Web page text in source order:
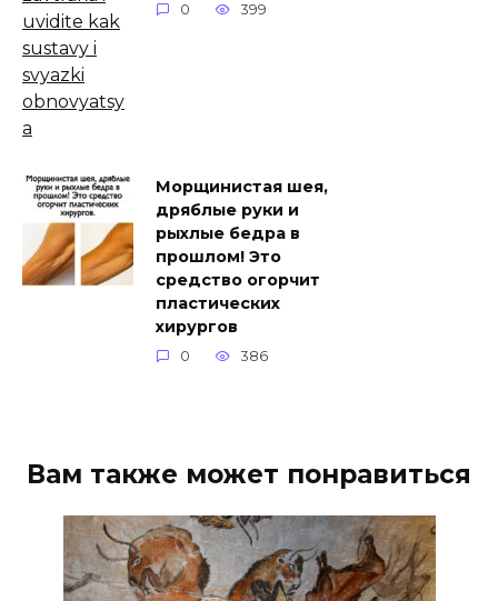
0 399
Морщинистая шея,
дряблые руки и
рыхлые бедра в
прошлом! Это
средство огорчит
пластических
хирургов
0 386
Вам также может понравиться